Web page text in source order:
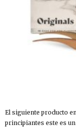
El siguiente producto
principiantes este es